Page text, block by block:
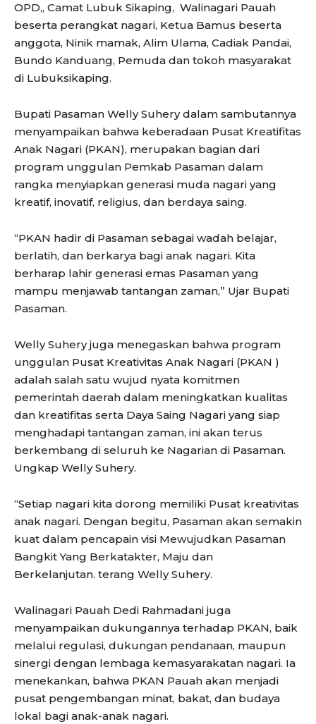
OPD,, Camat Lubuk Sikaping, Walinagari Pauah
beserta perangkat nagari, Ketua Bamus beserta
anggota, Ninik mamak, Alim Ulama, Cadiak Pandai,
Bundo Kanduang, Pemuda dan tokoh masyarakat
di Lubuksikaping.
Bupati Pasaman Welly Suhery dalam sambutannya
menyampaikan bahwa keberadaan Pusat Kreatifitas
Anak Nagari (PKAN), merupakan bagian dari
program unggulan Pemkab Pasaman dalam
rangka menyiapkan generasi muda nagari yang
kreatif, inovatif, religius, dan berdaya saing.
“PKAN hadir di Pasaman sebagai wadah belajar,
berlatih, dan berkarya bagi anak nagari. Kita
berharap lahir generasi emas Pasaman yang
mampu menjawab tantangan zaman,” Ujar Bupati
Pasaman.
Welly Suhery juga menegaskan bahwa program
unggulan Pusat Kreativitas Anak Nagari (PKAN )
adalah salah satu wujud nyata komitmen
pemerintah daerah dalam meningkatkan kualitas
dan kreatifitas serta Daya Saing Nagari yang siap
menghadapi tantangan zaman, ini akan terus
berkembang di seluruh ke Nagarian di Pasaman.
Ungkap Welly Suhery.
“Setiap nagari kita dorong memiliki Pusat kreativitas
anak nagari. Dengan begitu, Pasaman akan semakin
kuat dalam pencapain visi Mewujudkan Pasaman
Bangkit Yang Berkatakter, Maju dan
Berkelanjutan. terang Welly Suhery.
Walinagari Pauah Dedi Rahmadani juga
menyampaikan dukungannya terhadap PKAN, baik
melalui regulasi, dukungan pendanaan, maupun
sinergi dengan lembaga kemasyarakatan nagari. Ia
menekankan, bahwa PKAN Pauah akan menjadi
pusat pengembangan minat, bakat, dan budaya
lokal bagi anak-anak nagari.